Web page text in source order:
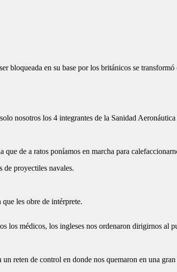
bloqueada en su base por los británicos se
nosotros los 4 integrantes de la Sanidad
de a ratos poníamos en marcha para
de proyectiles navales.
les obre de intérprete.
los médicos, los ingleses nos ordenaron dirigirnos al
reten de control en donde nos quemaron en una